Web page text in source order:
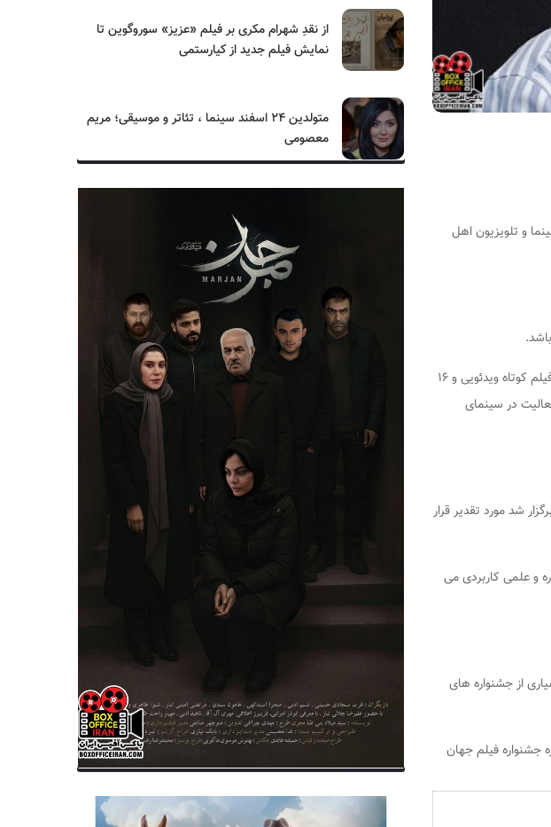
کننده سینما و تلویزیون اهل
همزمان با پایان جنگ به تحصیل، تحقیق، نگارش و نقادی سینما پرداخت و با نویسندگی و کارگردانی چند فیلم کوتاه ویدئویی و ۱۶
در سینمای
در تالار اندیشه حوزه هنری برگزار شد مورد تقدیر قرار
و علمی کاربردی می
از جشنواره های
جشنواره فیلم جهان
از نقدِ شهرام مکری بر فیلم «عزیز» سوروگوین تا
نمایش فیلم جدید از کیارستمی
متولدین ۲۴ اسفند سینما ، تئاتر و موسیقی؛ مریم
معصومی